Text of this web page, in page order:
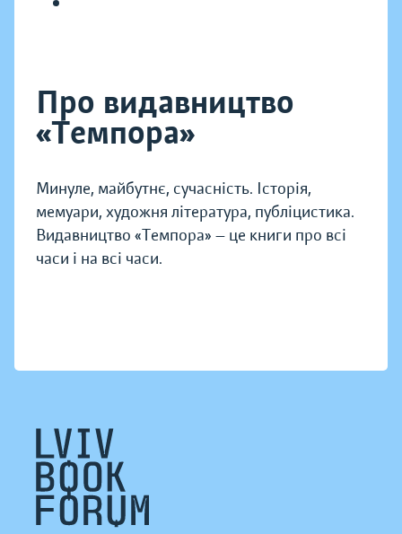
Про видавництво
«Темпора»
Минуле, майбутнє, сучасність. Історія,
мемуари, художня література, публіцистика.
Видавництво «Темпора» — це книги про всі
часи і на всі часи.